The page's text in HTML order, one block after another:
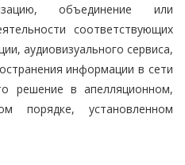
объединение или
соответствующих
аудиовизуального сервиса,
информации в сети
решение в апелляционном,
порядке, установленном